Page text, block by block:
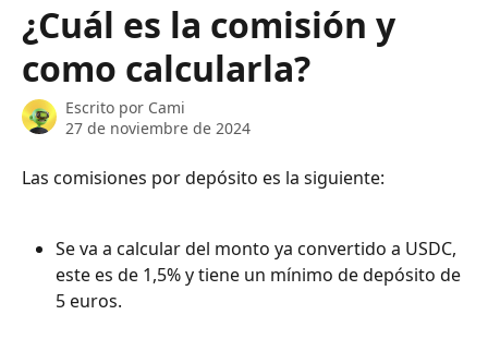
¿Cuál es la comisión y
como calcularla?
Escrito por Cami
27 de noviembre de 2024
Las comisiones por depósito es la siguiente:
Se va a calcular del monto ya convertido a USDC,
este es de 1,5% y tiene un mínimo de depósito de
5 euros.